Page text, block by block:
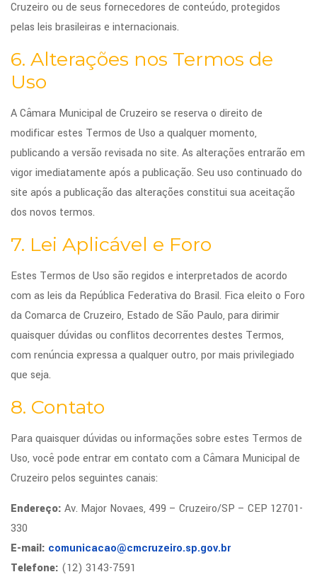
Cruzeiro ou de seus fornecedores de conteúdo, protegidos
pelas leis brasileiras e internacionais.
6. Alterações nos Termos de
Uso
A Câmara Municipal de Cruzeiro se reserva o direito de
modificar estes Termos de Uso a qualquer momento,
publicando a versão revisada no site. As alterações entrarão em
vigor imediatamente após a publicação. Seu uso continuado do
site após a publicação das alterações constitui sua aceitação
dos novos termos.
7. Lei Aplicável e Foro
Estes Termos de Uso são regidos e interpretados de acordo
com as leis da República Federativa do Brasil. Fica eleito o Foro
da Comarca de Cruzeiro, Estado de São Paulo, para dirimir
quaisquer dúvidas ou conflitos decorrentes destes Termos,
com renúncia expressa a qualquer outro, por mais privilegiado
que seja.
8. Contato
Para quaisquer dúvidas ou informações sobre estes Termos de
Uso, você pode entrar em contato com a Câmara Municipal de
Cruzeiro pelos seguintes canais:
Endereço: Av. Major Novaes, 499 – Cruzeiro/SP – CEP 12701-
330
E-mail: comunicacao@cmcruzeiro.sp.gov.br
Telefone: (12) 3143-7591